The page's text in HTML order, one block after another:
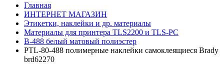
Главная
ИНТЕРНЕТ МАГАЗИН
Этикетки, наклейки и др. материалы
Материалы для принтера TLS2200 и TLS-PC
B-488 белый матовый полиэстер
PTL-80-488 полимерные наклейки самоклеящиеся Brady
brd62270